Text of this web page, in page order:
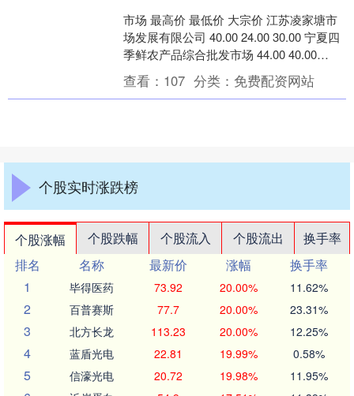
市场 最高价 最低价 大宗价 江苏凌家塘市
场发展有限公司 40.00 24.00 30.00 宁夏四
季鲜农产品综合批发市场 44.00 40.00
42.00 ....
查看： 107 分类： 免费配资网站
个股实时涨跌榜
个股涨幅 个股跌幅 个股流入 个股流出
换手率
排名
名称 最新价 涨幅
换手率
1
毕得医药 73.92 20.00% 11.62%
2 百普赛斯 77.7 20.00% 23.31%
3 北方长龙 113.23 20.00% 12.25%
4 蓝盾光电 22.81 19.99% 0.58%
5 信濠光电 20.72 19.98% 11.95%